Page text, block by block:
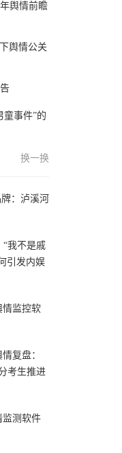
舆情前瞻
舆情公关
童事件”的
换一换
：泸溪河
我不是戚
引发内娱
情监控软
复盘：
考生推进
监测软件